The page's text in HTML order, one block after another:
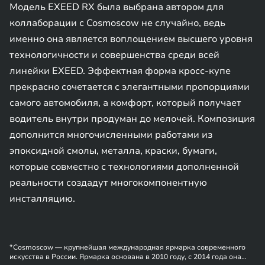
Модель EXEED RX была выбрана автором для
коллаборации с Cosmoscow не случайно, ведь
именно она является воплощением высшего уровня
технологичности и совершенства среди всей
линейки EXEED. Эффектная форма кросс-купе
прекрасно сочетается с элегантными пропорциями
самого автомобиля, а комфорт, который получает
водитель внутри продуман до мелочей. Композиция
дополнится многочисленными работами из
эпоксидной смолы, металла, краски, бумаги,
которые совместно с технологиями дополненной
реальности создадут многокомпонентную
инсталляцию.
*Cosmoscow — крупнейшая международная ярмарка современного
искусства в России. Ярмарка основана в 2010 году, с 2014 года она